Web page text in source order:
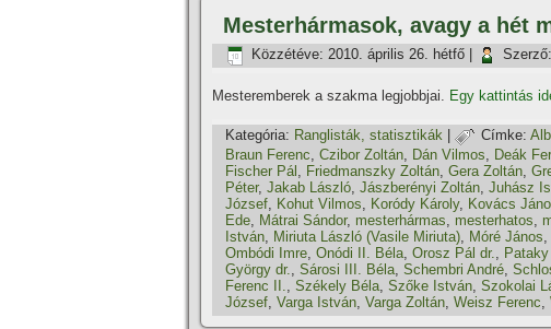
Mesterhármasok, avagy a hét
Közzétéve: 2010. április 26. hétfő Szerző:
Mesteremberek a szakma legjobbjai. Egy kattintás
Kategória: Ranglisták, statisztikák Címke:
Braun Ferenc, Czibor Zoltán, Dán Vilmos, Deák
Fischer Pál , Friedmanszky Zoltán, Gera Zoltán,
Péter, Jakab László, Jászberényi Zoltán, Juhász
József, Kohut Vilmos, Koródy Károly, Kovács
Ede, Mátrai Sándor, mesterhármas, mesterhatos,
István, Miriuta László (Vasile Miriuta), Móré János,
Ombódi Imre, Onódi II. Béla, Orosz Pál dr.,
György dr., Sárosi III. Béla, Schembri André,
Ferenc II., Székely Béla, Szőke István, Szokolai
József, Varga István, Varga Zoltán, Weisz Ferenc,